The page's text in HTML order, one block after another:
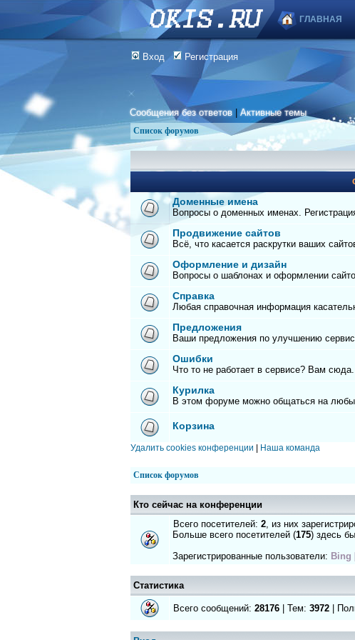
ГЛАВНАЯ
Вход Регистрация
Сообщения без ответов |Активные темы
Список форумов
Доменные имена
Вопросы о доменных именах.
Продвижение сайтов
Всё, что касается раскрутки ваших
Оформление и дизайн
Вопросы о шаблонах и оформлении
Справка
Любая справочная информация
Предложения
Ваши предложения по улучшению
Ошибки
Что то не работает в сервисе? Вам сюда.
Курилка
В этом форуме можно общаться на
Корзина
Удалить cookies конференции Наша команда
Список форумов
Кто сейчас на конференции
Всего посетителей: 2, из них
Больше всего посетителей (175) здесь
Зарегистрированные пользователи: Bing
Статистика
Всего сообщений: 28176 | Тем: 3972 |